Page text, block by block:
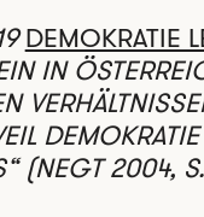
DEMOKRATIE
IN
(NEGT 2004,